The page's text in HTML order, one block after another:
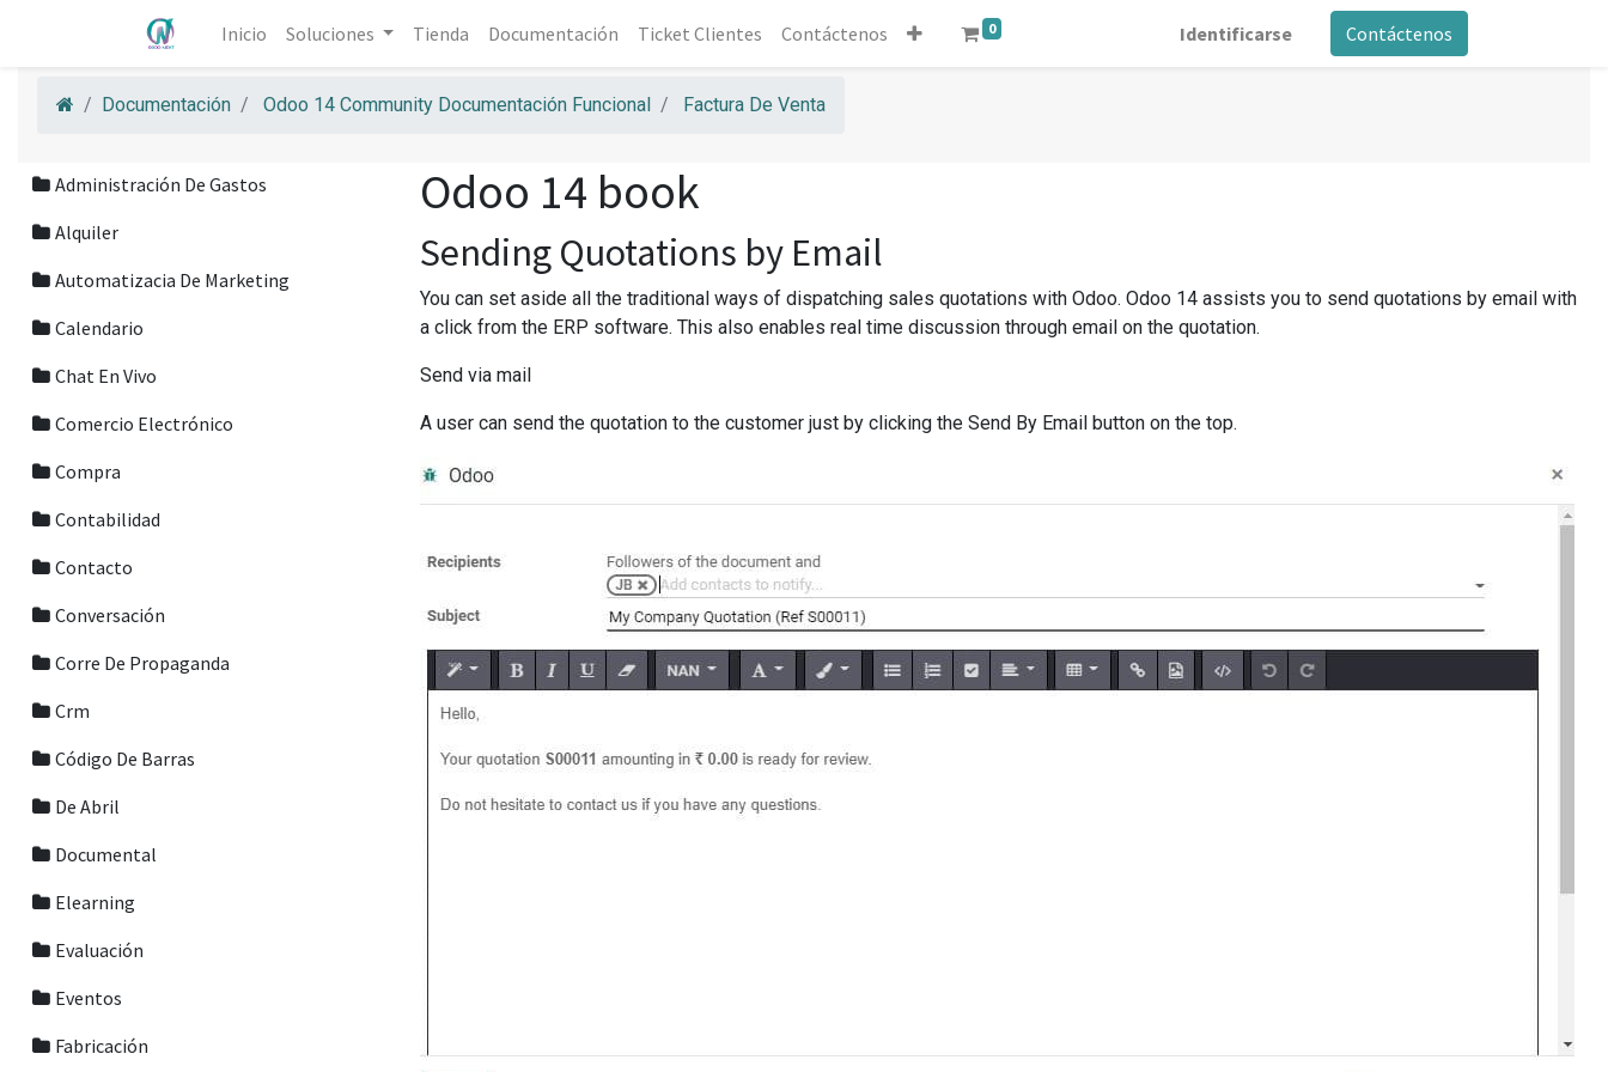
Inicio Soluciones Tienda Documentación Ticket Clientes Contáctenos 0 Identificarse Contáctenos
Documentación Odoo 14 Community Documentación Funcional Factura De Venta
Administración De Gastos
Alquiler
Automatizacia De Marketing
Calendario
Chat En Vivo
Comercio Electrónico
Compra
Contabilidad
Contacto
Conversación
Corre De Propaganda
Crm
Código De Barras
De Abril
Documental
Elearning
Evaluación
Eventos
Fabricación
Odoo 14 book
Sending Quotations by Email
You can set aside all the traditional ways of dispatching sales quotations with Odoo. Odoo 14 assists you to send quotations by email with
a click from the ERP software. This also enables real time discussion through email on the quotation.
Send via mail
A user can send the quotation to the customer just by clicking the Send By Email button on the top.